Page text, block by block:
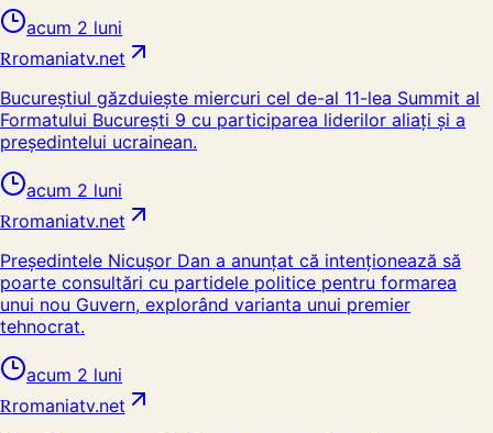
acum 2 luni
Rromaniatv.net
Bucureștiul găzduiește miercuri cel de-al 11-lea Summit al
Formatului București 9 cu participarea liderilor aliați și a
președintelui ucrainean.
acum 2 luni
Rromaniatv.net
Președintele Nicușor Dan a anunțat că intenționează să
poarte consultări cu partidele politice pentru formarea
unui nou Guvern, explorând varianta unui premier
tehnocrat.
acum 2 luni
Rromaniatv.net